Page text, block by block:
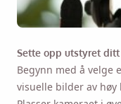
Sette opp utstyret ditt
Begynn med å velge
visuelle bilder av
Send deg selv
Viddly når